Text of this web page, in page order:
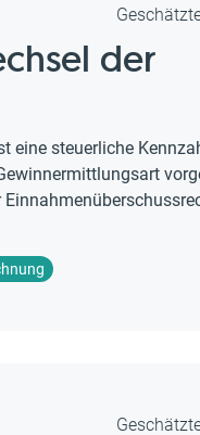
der
eine steuerliche